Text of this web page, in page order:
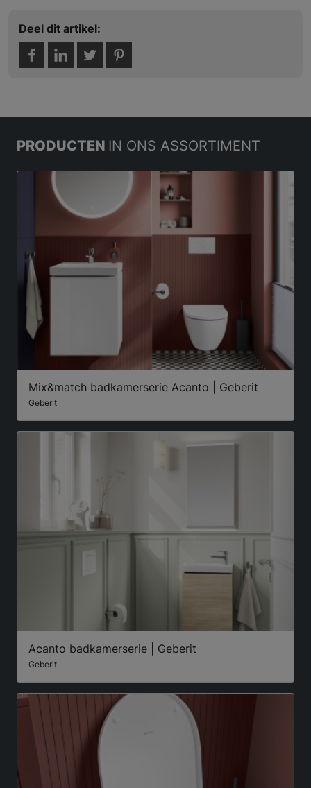
Deel dit artikel:
PRODUCTEN IN ONS ASSORTIMENT
Mix&match badkamerserie Acanto | Geberit
Geberit
Acanto badkamerserie | Geberit
Geberit